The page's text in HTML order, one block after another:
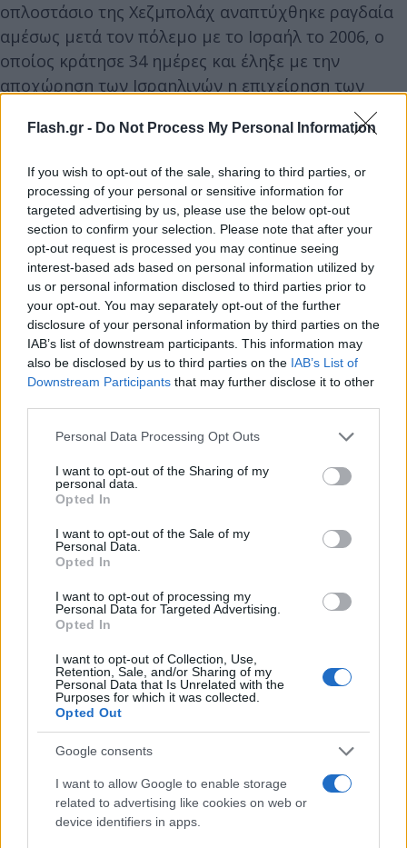
Flash.gr - Do Not Process My Personal Information
If you wish to opt-out of the sale, sharing to third parties, or
processing of your personal or sensitive information for
targeted advertising by us, please use the below opt-out
section to confirm your selection. Please note that after your
opt-out request is processed you may continue seeing
interest-based ads based on personal information utilized by
us or personal information disclosed to third parties prior to
your opt-out. You may separately opt-out of the further
disclosure of your personal information by third parties on the
IAB’s list of downstream participants. This information may
also be disclosed by us to third parties on the IAB’s List of
Downstream Participants that may further disclose it to other
Please note that this website/app uses one or more Google
not limited to your visit or usage behaviour. You may click to
grant or deny consent to Google and its third-party tags to
use your data for below specified purposes in below Google
consent section.
Personal Data Processing Opt Outs
I want to opt-out of the Sharing of my
personal data.
Opted In
I want to opt-out of the Sale of my
Personal Data.
Opted In
I want to opt-out of processing my
Personal Data for Targeted Advertising.
Opted In
I want to opt-out of Collection, Use,
Retention, Sale, and/or Sharing of my
Personal Data that Is Unrelated with the
Purposes for which it was collected.
Opted Out
Google consents
I want to allow Google to enable storage
related to advertising like cookies on web or
device identifiers in apps.
οπλοστάσιο της Χεζμπολάχ αναπτύχθηκε ραγδαία
αμέσως μετά τον πόλεμο με το Ισραήλ το 2006, ο
οποίος κράτησε 34 ημέρες και έληξε με την
αποχώρηση των Ισραηλινών η επιχείρηση των
Ο ίδιος αναλυτής μιλώντας στο Middle East Eye
αναφέρει πως η σιιτική οργάνωση διαθέτει 130.000
ρουκέτες και πυραύλους, 20.000 ενεργούς μαχητές
και ισάριθμούς εφέδρους. Επίσης διαθέτει ένα ευρύ
δίκτυο μεταφοράς όπλων από και προς τη Συρία
και σύμφωνα με τον αναλυτή «είναι ισχυρότερη
από κάθε άλλη στρατιωτική δομή στον Λίβανο».
Το οπλοστάσιο
Η Χεζμπολάχ διατείνεται από τη λήξη του
εμφυλίου στον Λίβανο και μετά πως αποτελεί την
τουλάχιστον στον νότο και αυτός είναι και ο λόγος
που διατήρησε τα όπλα της σε αντίθεση με άλλες
οργανώσεις που τα κατέθεσαν όταν ο εμφύλιος
τελείωσε.
Στην πρόσφατη παρουσίαση - άσκηση η σιιτική
οργάνωση παρουσίασε δύο φορητά αντι-drones
όπλα, που μπορού να καταρρίψουν μη
επανδρωμένα αεροσκάφη που πραγματοποιούν
χαμηλή ή πολύ χαμηλή πτήση.